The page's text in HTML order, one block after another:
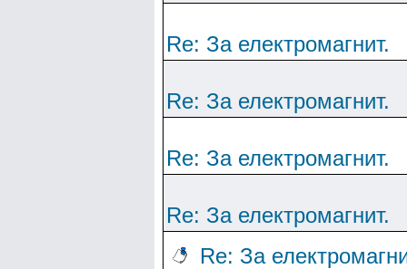
Re: За електромагнит.
Re: За електромагнит.
Re: За електромагнит.
Re: За електромагнит.
Re: За